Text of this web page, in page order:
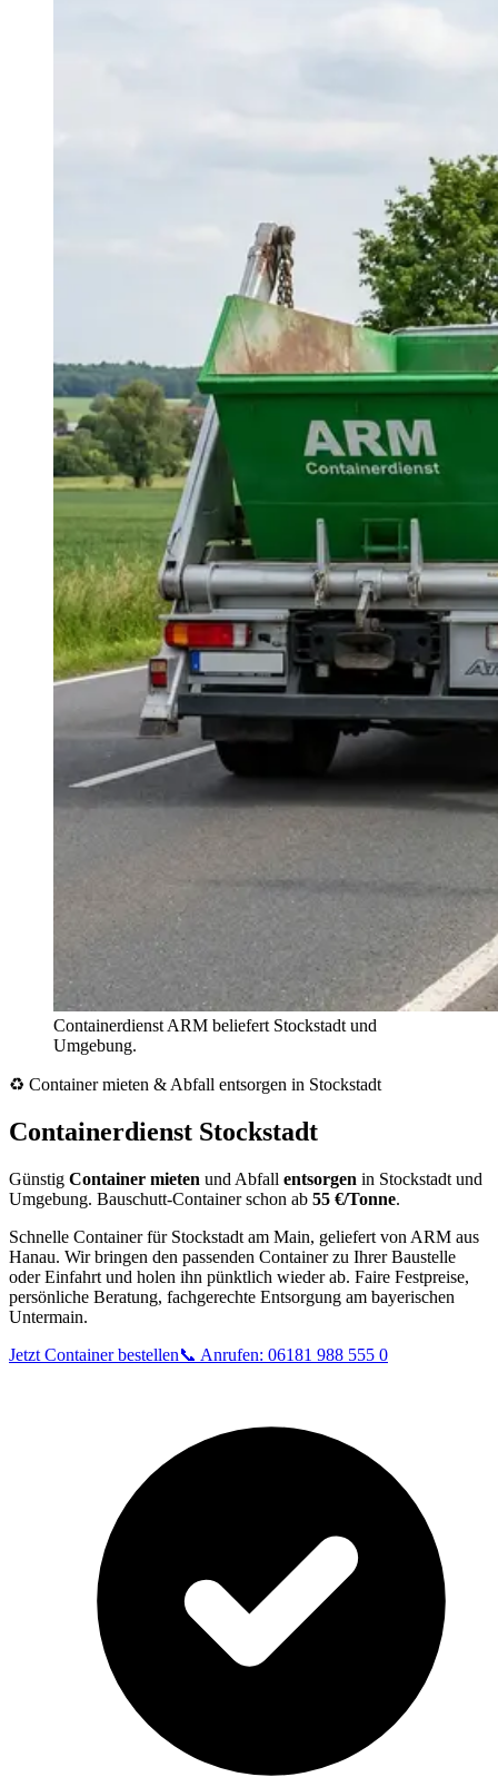
Containerdienst ARM beliefert Stockstadt und
Umgebung.
♻️ Container mieten & Abfall entsorgen in Stockstadt
Containerdienst Stockstadt
Günstig Container mieten und Abfall entsorgen in Stockstadt und
Umgebung. Bauschutt-Container schon ab 55 €/Tonne.
Schnelle Container für Stockstadt am Main, geliefert von ARM aus
Hanau. Wir bringen den passenden Container zu Ihrer Baustelle
oder Einfahrt und holen ihn pünktlich wieder ab. Faire Festpreise,
persönliche Beratung, fachgerechte Entsorgung am bayerischen
Untermain.
Jetzt Container bestellen📞 Anrufen: 06181 988 555 0